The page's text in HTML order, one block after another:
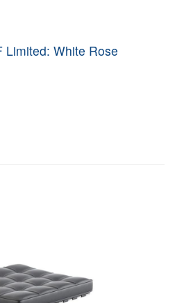
Limited: White Rose